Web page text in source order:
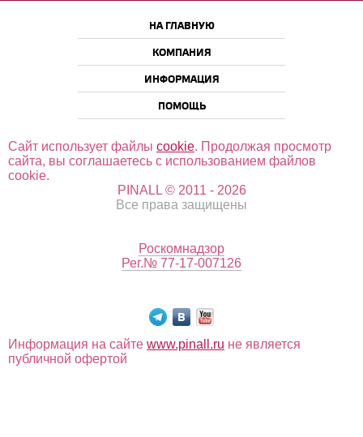
НА ГЛАВНУЮ
КОМПАНИЯ
ИНФОРМАЦИЯ
ПОМОЩЬ
Сайт использует файлы cookie. Продолжая просмотр
сайта, вы соглашаетесь с использованием файлов
cookie.
PINALL © 2011 - 2026
Все права защищены
Роскомнадзор
Рег.№ 77-17-007126
Информация на сайте www.pinall.ru не является
публичной офертой